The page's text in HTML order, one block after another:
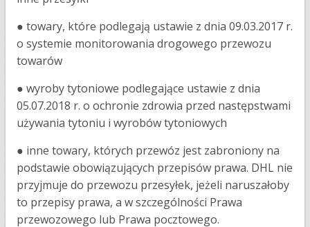
● towary, które podlegają ustawie z dnia 09.03.2017 r.
o systemie monitorowania drogowego przewozu
towarów
● wyroby tytoniowe podlegające ustawie z dnia
05.07.2018 r. o ochronie zdrowia przed następstwami
używania tytoniu i wyrobów tytoniowych
● inne towary, których przewóz jest zabroniony na
podstawie obowiązujących przepisów prawa. DHL nie
przyjmuje do przewozu przesyłek, jeżeli naruszałoby
to przepisy prawa, a w szczególności Prawa
przewozowego lub Prawa pocztowego.